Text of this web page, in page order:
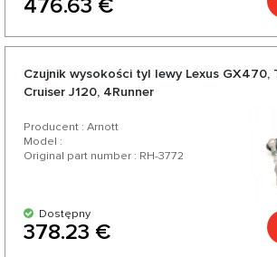
476.63 €
Czujnik wysokości tyl lewy Lexus GX470,
Cruiser J120, 4Runner
Producent : Arnott
Model :
Original part number : RH-3772
Dostępny
378.23 €